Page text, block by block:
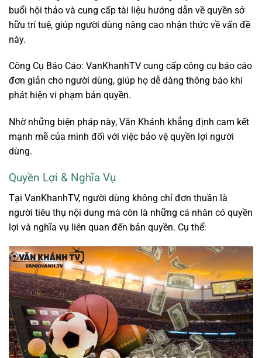
buổi hội thảo và cung cấp tài liệu hướng dẫn về quyền sở
hữu trí tuệ, giúp người dùng nâng cao nhận thức về vấn đề
này.
Công Cụ Báo Cáo: VanKhanhTV cung cấp công cụ báo cáo
đơn giản cho người dùng, giúp họ dễ dàng thông báo khi
phát hiện vi phạm bản quyền.
Nhờ những biện pháp này, Văn Khánh khẳng định cam kết
mạnh mẽ của mình đối với việc bảo vệ quyền lợi người
dùng.
Quyền Lợi & Nghĩa Vụ
Tại VanKhanhTV, người dùng không chỉ đơn thuần là
người tiêu thụ nội dung mà còn là những cá nhân có quyền
lợi và nghĩa vụ liên quan đến bản quyền. Cụ thể: